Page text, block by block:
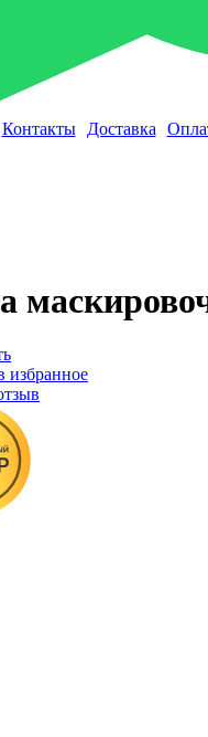
Контакты Доставка
избранное